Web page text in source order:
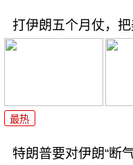
打伊朗五个月仗，
最热
特朗普要对伊朗“断